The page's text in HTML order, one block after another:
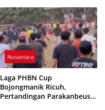
Nusantara
Laga PHBN Cup
Bojongmanik Ricuh,
Pertandingan Parakanbeusi